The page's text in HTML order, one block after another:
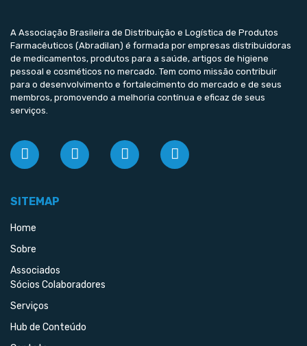
A Associação Brasileira de Distribuição e Logística de Produtos
Farmacêuticos (Abradilan) é formada por empresas distribuidoras
de medicamentos, produtos para a saúde, artigos de higiene
pessoal e cosméticos no mercado. Tem como missão contribuir
para o desenvolvimento e fortalecimento do mercado e de seus
membros, promovendo a melhoria contínua e eficaz de seus
serviços.
SITEMAP
Home
Sobre
Associados
Sócios Colaboradores
Serviços
Hub de Conteúdo